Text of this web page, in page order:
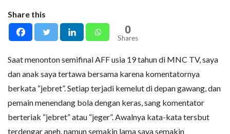
Share this
0
Shares
Saat menonton semifinal AFF usia 19 tahun di MNC TV, saya
dan anak saya tertawa bersama karena komentatornya
berkata “jebret”. Setiap terjadi kemelut di depan gawang, dan
pemain menendang bola dengan keras, sang komentator
berteriak “jebret” atau “jeger”. Awalnya kata-kata tersbut
terdengar aneh, namun semakin lama saya semakin